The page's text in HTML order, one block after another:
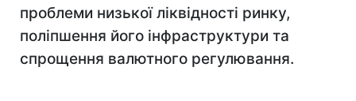
проблеми низької ліквідності ринку,
поліпшення його інфраструктури та
спрощення валютного регулювання.